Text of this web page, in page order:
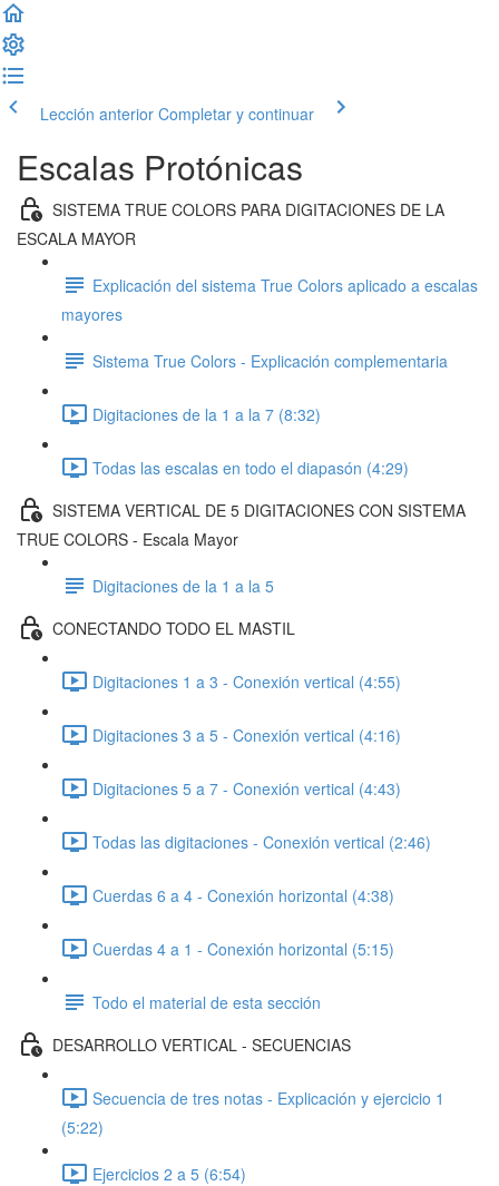
Lección anterior Completar y continuar
Escalas Protónicas
SISTEMA TRUE COLORS PARA DIGITACIONES DE LA
ESCALA MAYOR
Explicación del sistema True Colors aplicado a escalas
mayores
Sistema True Colors - Explicación complementaria
Digitaciones de la 1 a la 7 (8:32)
Todas las escalas en todo el diapasón (4:29)
SISTEMA VERTICAL DE 5 DIGITACIONES CON SISTEMA
TRUE COLORS - Escala Mayor
Digitaciones de la 1 a la 5
CONECTANDO TODO EL MASTIL
Digitaciones 1 a 3 - Conexión vertical (4:55)
Digitaciones 3 a 5 - Conexión vertical (4:16)
Digitaciones 5 a 7 - Conexión vertical (4:43)
Todas las digitaciones - Conexión vertical (2:46)
Cuerdas 6 a 4 - Conexión horizontal (4:38)
Cuerdas 4 a 1 - Conexión horizontal (5:15)
Todo el material de esta sección
DESARROLLO VERTICAL - SECUENCIAS
Secuencia de tres notas - Explicación y ejercicio 1
(5:22)
Ejercicios 2 a 5 (6:54)